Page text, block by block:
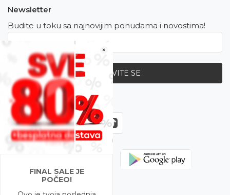
×
FINAL SALE JE
POČEO!
Newsletter
Budite u toku sa najnovijim ponudama i novostima!
PRIJAVITE SE
Zapratite nas